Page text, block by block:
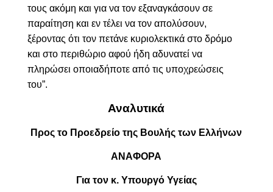
τους ακόμη και για να τον εξαναγκάσουν σε
παραίτηση και εν τέλει να τον απολύσουν,
ξέροντας ότι τον πετάνε κυριολεκτικά στο δρόμο
και στο περιθώριο αφού ήδη αδυνατεί να
πληρώσει οποιαδήποτε από τις υποχρεώσεις
του”.
Αναλυτικά
Προς το Προεδρείο της Βουλής των Ελλήνων
ΑΝΑΦΟΡΑ
Για τον κ. Υπουργό Υγείας